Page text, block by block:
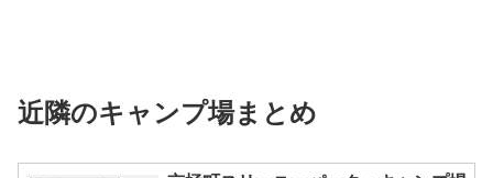
近隣のキャンプ場まとめ